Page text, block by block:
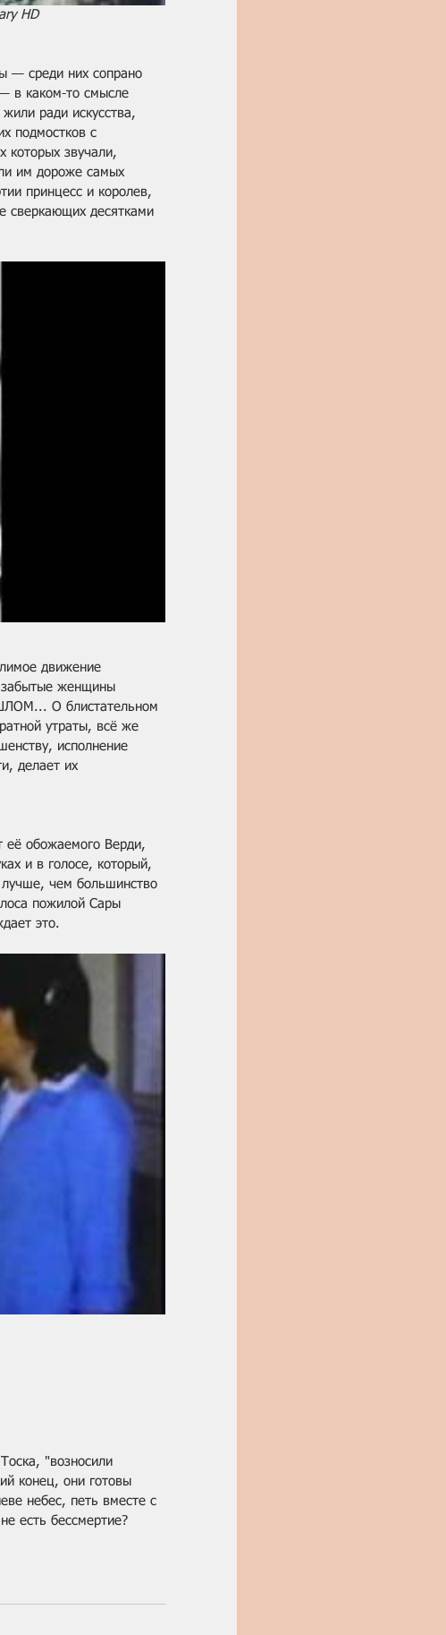
HD
— среди них сопрано
в каком-то смысле
ради искусства,
подмостков с
которых звучали,
им дороже самых
принцесс и королев,
сверкающих десятками
движение
забытые женщины
О блистательном
утраты, всё же
исполнение
делает их
её обожаемого Верди,
и в голосе, который,
чем большинство
пожилой Сары
это.
"возносили
конец, они готовы
небес, петь вместе с
есть бессмертие?